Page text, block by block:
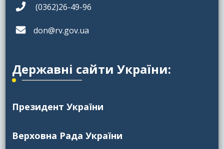
(0362)26-49-96
don@rv.gov.ua
Державні сайти України:
Президент України
Верховна Рада України